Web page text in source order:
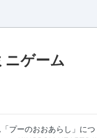
ニゲーム
プーのおおあらし」につ